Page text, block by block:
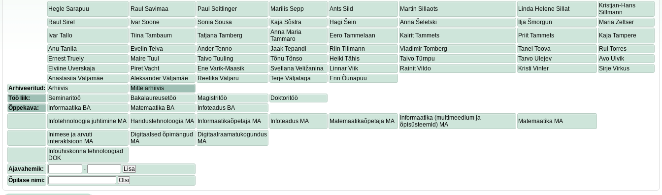
Hegle Sarapuu
Raul Savimaa Paul Seitlinger Marilis Sepp Ants Sild Martin Sillaots Linda Helene Sillat
Kristjan-Hans
Sillmann
Raul Sirel
Ivar Soone Sonia Sousa Kaja Sõstra Hagi Šein Anna Šeletski Ilja Šmorgun
Maria Zeltser
Ivar Tallo
Tiina Tambaum Tatjana Tamberg
Anna Maria
Tammaro
Eero Tammelaan Kairit Tammets Priit Tammets
Kaja Tampere
Anu Tanila
Evelin Teiva Ander Tenno Jaak Tepandi Riin Tillmann Vladimir Tomberg Tanel Toova
Rui Torres
Ernest Truely
Maire Tuul Taivo Tuuling Tõnu Tõnso Heiki Tähis Taivo Türnpu Tarvo Ulejev
Avo Ulvik
Elviine Uverskaja
Piret Vacht Ene Varik-Maasik Svetlana Veližanina Linnar Viik Rainit Vildo Kristi Vinter
Sirje Virkus
Anastasiia Väljamäe
Aleksander Väljamäe Reelika Väljaru Terje Väljataga
Enn Õunapuu
Arhiveeritud: Arhiivis
Mitte arhiivis
Töö liik:
Seminaritöö Bakalaureusetöö Magistritöö
Doktoritöö
Õppekava:
Informaatika BA Matemaatika BA
Infoteadus BA
Infotehnoloogia juhtimine MA
Haridustehnoloogia MA Informaatikaõpetaja MA Infoteadus MA Matemaatikaõpetaja MA
Informaatika (multimeedium ja
õpisüsteemid) MA
Matemaatika MA
Inimese ja arvuti
interaktsioon MA
Digitaalsed õpimängud
MA
Digitaalraamatukogundus
MA
Infoühiskonna tehnoloogiad
DOK
Ajavahemik:
-
Lisa
Õpilase nimi:
Otsi